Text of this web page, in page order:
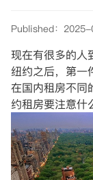
Published：
现在有很多的人
纽约之后，第一
在国内租房不同
约租房要注意什